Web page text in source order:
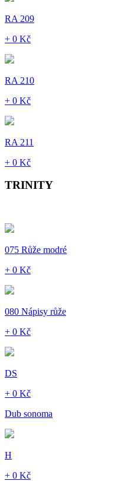
RA 209
+ 0 Kč
RA 210
+ 0 Kč
RA 211
+ 0 Kč
TRINITY
075 Růže modré
+ 0 Kč
080 Nápisy růže
+ 0 Kč
DS
+ 0 Kč
Dub sonoma
H
+ 0 Kč